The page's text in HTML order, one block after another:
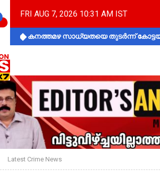
FRI AUG 7, 2026 10:31 AM IST
കനത്തമഴ സാധ്യതയെ തുടർന്ന്
Latest Crime News